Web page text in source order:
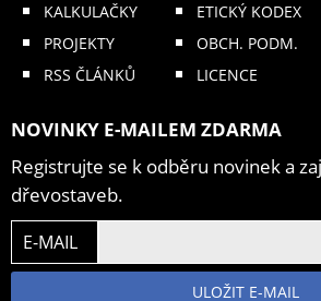
KALKULAČKY
PROJEKTY
RSS ČLÁNKŮ
ETICKÝ KODEX
OBCH. PODM.
LICENCE
NOVINKY E-MAILEM ZDARMA
Registrujte se k odběru novinek a
dřevostaveb.
E-MAIL
ULOŽIT E-MAIL